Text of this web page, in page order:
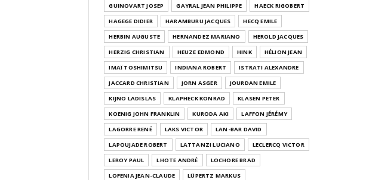
GUINOVART JOSEP
GAYRAL JEAN PHILIPPE
HAECK RIGOBERT
HAGEGE DIDIER
HARAMBURU JACQUES
HECQ EMILE
HERBIN AUGUSTE
HERNANDEZ MARIANO
HEROLD JACQUES
HERZIG CHRISTIAN
HEUZE EDMOND HINK
HÉLION JEAN
IMAÏ TOSHIMITSU
INDIANA ROBERT
ISTRATI ALEXANDRE
JACCARD CHRISTIAN
JORN ASGER
JOURDAN EMILE
KIJNO LADISLAS
KLAPHECK KONRAD
KLASEN PETER
KOENIG JOHN FRANKLIN
KURODA AKI
LAFFON JÉRÉMY
LAGORRE RENÉ
LAKS VICTOR
LAN-BAR DAVID
LAPOUJADE ROBERT
LATTANZI LUCIANO
LECLERCQ VICTOR
LEROY PAUL
LHOTE ANDRÉ
LOCHORE BRAD
LOFENIA JEAN-CLAUDE
LÜPERTZ MARKUS